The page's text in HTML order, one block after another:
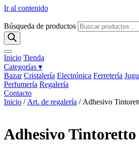
Ir al contenido
Búsqueda de productos
Inicio Tienda
Categorías ▾
Bazar Cristalería Electrónica Ferretería
Perfumería Regalería
Contacto
Inicio / Art. de regalería / Adhesivo
Adhesivo Tintoretto